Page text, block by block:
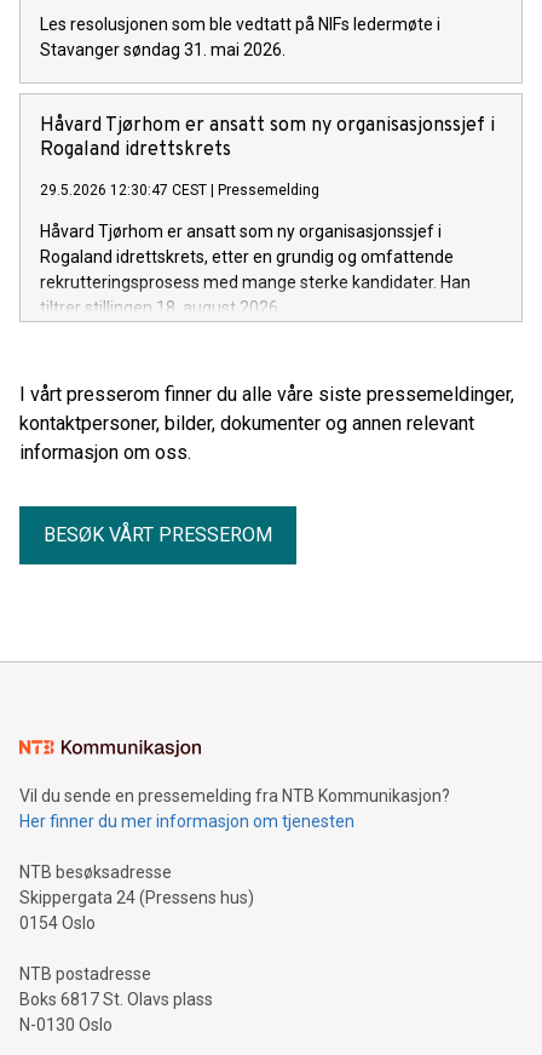
Les resolusjonen som ble vedtatt på NIFs ledermøte i
Stavanger søndag 31. mai 2026.
Håvard Tjørhom er ansatt som ny organisasjonssjef i
Rogaland idrettskrets
29.5.2026 12:30:47 CEST Pressemelding
Håvard Tjørhom er ansatt som ny organisasjonssjef i
Rogaland idrettskrets, etter en grundig og omfattende
rekrutteringsprosess med mange sterke kandidater. Han
tiltrer stillingen 18. august 2026.
I vårt presserom finner du alle våre siste pressemeldinger,
kontaktpersoner, bilder, dokumenter og annen relevant
informasjon om oss.
BESØK VÅRT PRESSEROM
Vil du sende en pressemelding fra NTB Kommunikasjon?
Her finner du mer informasjon om tjenesten
NTB besøksadresse
Skippergata 24 (Pressens hus)
0154 Oslo
NTB postadresse
Boks 6817 St. Olavs plass
N-0130 Oslo